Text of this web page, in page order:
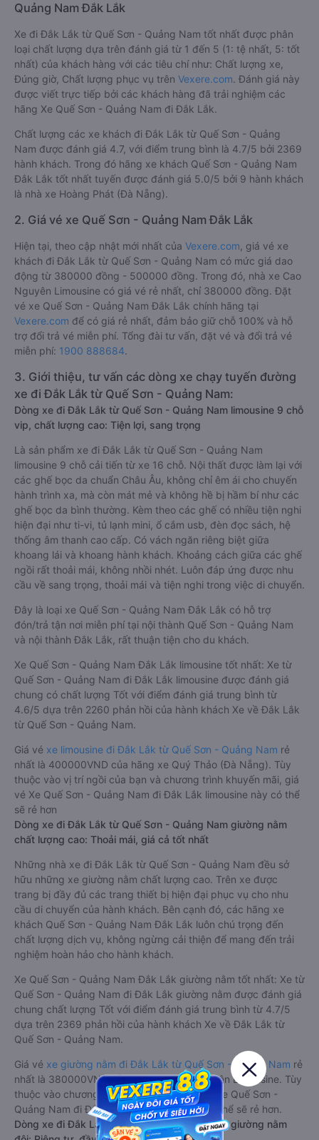
Quảng Nam Đắk Lắk
Xe đi Đắk Lắk từ Quế Sơn - Quảng Nam tốt nhất được phân
loại chất lượng dựa trên đánh giá từ 1 đến 5 (1: tệ nhất, 5: tốt
nhất) của khách hàng với các tiêu chí như: Chất lượng xe,
Đúng giờ, Chất lượng phục vụ trên Vexere.com. Đánh giá này
được viết trực tiếp bởi các khách hàng đã trải nghiệm các
hãng Xe Quế Sơn - Quảng Nam đi Đắk Lắk.
Chất lượng các xe khách đi Đắk Lắk từ Quế Sơn - Quảng
Nam được đánh giá 4.7, với điểm trung bình là 4.7/5 bởi 2369
hành khách. Trong đó hãng xe khách Quế Sơn - Quảng Nam
Đắk Lắk tốt nhất tuyến được đánh giá 5.0/5 bởi 9 hành khách
là nhà xe Hoàng Phát (Đà Nẵng).
2. Giá vé xe Quế Sơn - Quảng Nam Đắk Lắk
Hiện tại, theo cập nhật mới nhất của Vexere.com , giá vé xe
khách đi Đắk Lắk từ Quế Sơn - Quảng Nam có mức giá dao
động từ 380000 đồng - 500000 đồng. Trong đó, nhà xe Cao
Nguyên Limousine có giá vé rẻ nhất, chỉ 380000 đồng. Đặt
vé xe Quế Sơn - Quảng Nam Đắk Lắk chính hãng tại
Vexere.com để có giá rẻ nhất, đảm bảo giữ chỗ 100% và hỗ
trợ đổi trả vé miễn phí. Tổng đài tư vấn, đặt vé và đổi trả vé
miễn phí: 1900 888684.
3. Giới thiệu, tư vấn các dòng xe chạy tuyến đường
xe đi Đắk Lắk từ Quế Sơn - Quảng Nam:
Dòng xe đi Đắk Lắk từ Quế Sơn - Quảng Nam limousine 9 chỗ
vip, chất lượng cao: Tiện lợi, sang trọng
Là sản phẩm xe đi Đắk Lắk từ Quế Sơn - Quảng Nam
limousine 9 chỗ cải tiến từ xe 16 chỗ. Nội thất được làm lại với
các ghế bọc da chuẩn Châu Âu, không chỉ êm ái cho chuyến
hành trình xa, mà còn mát mẻ và không hề bị hầm bí như các
ghế bọc da bình thường. Kèm theo các ghế có nhiều tiện nghi
hiện đại như ti-vi, tủ lạnh mini, ổ cắm usb, đèn đọc sách, hệ
thống âm thanh cao cấp. Có vách ngăn riêng biệt giữa
khoang lái và khoang hành khách. Khoảng cách giữa các ghế
ngồi rất thoải mái, không nhồi nhét. Luôn đáp ứng được nhu
cầu về sang trọng, thoải mái và tiện nghi trong việc di chuyển.
Đây là loại xe Quế Sơn - Quảng Nam Đắk Lắk có hỗ trợ
đón/trả tận nơi miễn phí tại nội thành Quế Sơn - Quảng Nam
và nội thành Đắk Lắk, rất thuận tiện cho du khách.
Xe Quế Sơn - Quảng Nam Đắk Lắk limousine tốt nhất: Xe từ
Quế Sơn - Quảng Nam đi Đắk Lắk limousine được đánh giá
chung có chất lượng Tốt với điểm đánh giá trung bình từ
4.6/5 dựa trên 2260 phản hồi của hành khách Xe về Đắk Lắk
từ Quế Sơn - Quảng Nam.
Giá vé xe limousine đi Đắk Lắk từ Quế Sơn - Quảng Nam rẻ
nhất là 400000VND của hãng xe Quý Thảo (Đà Nẵng). Tùy
thuộc vào vị trí ngồi của bạn và chương trình khuyến mãi, giá
vé Xe Quế Sơn - Quảng Nam đi Đắk Lắk limousine này có thể
sẽ rẻ hơn
Dòng xe đi Đắk Lắk từ Quế Sơn - Quảng Nam giường nằm
chất lượng cao: Thoải mái, giá cả tốt nhất
Những nhà xe đi Đắk Lắk từ Quế Sơn - Quảng Nam đều sở
hữu những xe giường nằm chất lượng cao. Trên xe được
trang bị đầy đủ các trang thiết bị hiện đại phục vụ cho nhu
cầu di chuyển của hành khách. Bên cạnh đó, các hãng xe
khách Quế Sơn - Quảng Nam Đắk Lắk luôn chú trọng đến
chất lượng dịch vụ, không ngừng cải thiện để mang đến trải
nghiệm hoàn hảo cho hành khách.
Xe Quế Sơn - Quảng Nam Đắk Lắk giường nằm tốt nhất: Xe từ
Quế Sơn - Quảng Nam đi Đắk Lắk giường nằm được đánh giá
chung chất lượng Tốt với điểm đánh giá trung bình từ 4.7/5
dựa trên 2369 phản hồi của hành khách Xe về Đắk Lắk từ
Quế Sơn - Quảng Nam.
Giá vé xe giường nằm đi Đắk Lắk từ Quế Sơn - Quảng Nam rẻ
nhất là 380000VND của hãng xe Cao Nguyên Limousine. Tùy
thuộc vào chương trình khuyến mãi, giá vé Xe Quế Sơn -
Quảng Nam đi Đắk Lắk giường nằm này có thể sẽ rẻ hơn.
Dòng xe đi Đắk Lắk từ Quế Sơn - Quảng Nam giường nằm